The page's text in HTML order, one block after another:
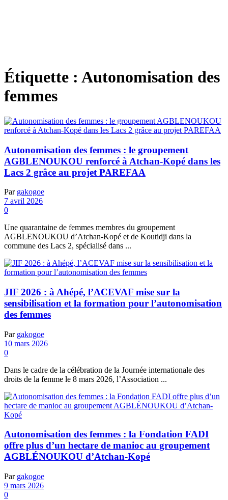
Étiquette : Autonomisation des
femmes
Autonomisation des femmes : le groupement
AGBLENOUKOU renforcé à Atchan-Kopé dans les
Lacs 2 grâce au projet PAREFAA
Par gakogoe
7 avril 2026
0
Une quarantaine de femmes membres du groupement
AGBLENOUKOU d’Atchan-Kopé et de Koutidji dans la
commune des Lacs 2, spécialisé dans ...
JIF 2026 : à Ahépé, l’ACEVAF mise sur la
sensibilisation et la formation pour l’autonomisation
des femmes
Par gakogoe
10 mars 2026
0
Dans le cadre de la célébration de la Journée internationale des
droits de la femme le 8 mars 2026, l’Association ...
Autonomisation des femmes : la Fondation FADI
offre plus d’un hectare de manioc au groupement
AGBLÉNOUKOU d’Atchan-Kopé
Par gakogoe
9 mars 2026
0